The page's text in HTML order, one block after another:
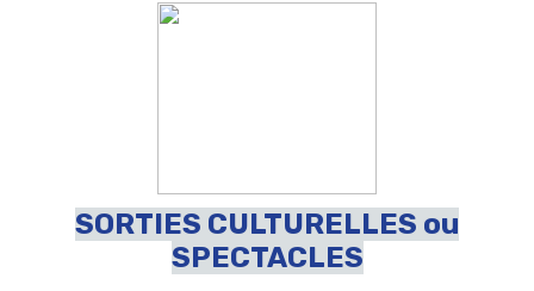
SORTIES CULTURELLES ou
SPECTACLES